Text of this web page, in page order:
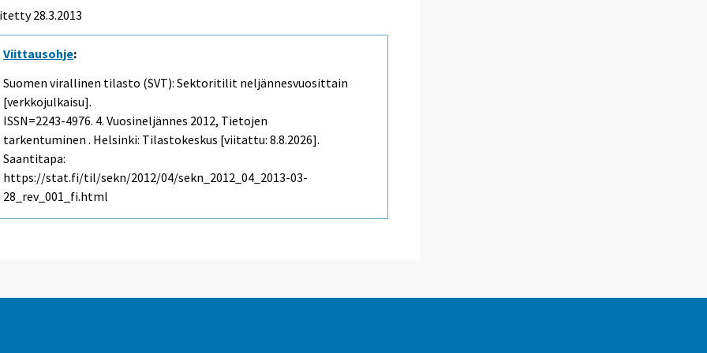
28.3.2013
Viittausohje:
Suomen virallinen tilasto (SVT): Sektoritilit neljännesvuosittain
[verkkojulkaisu].
ISSN=2243-4976. 4. Vuosineljännes 2012, Tietojen
tarkentuminen . Helsinki: Tilastokeskus [viitattu: 8.8.2026].
Saantitapa:
https://stat.fi/til/sekn/2012/04/sekn_2012_04_2013-03-
28_rev_001_fi.html